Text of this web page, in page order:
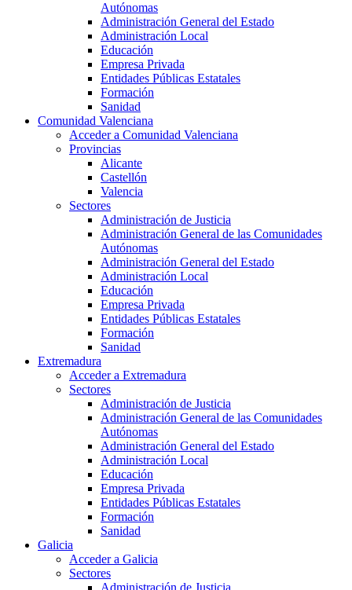
Autónomas
Administración General del Estado
Administración Local
Educación
Empresa Privada
Entidades Públicas Estatales
Formación
Sanidad
Comunidad Valenciana
Acceder a Comunidad Valenciana
Provincias
Alicante
Castellón
Valencia
Sectores
Administración de Justicia
Administración General de las Comunidades
Autónomas
Administración General del Estado
Administración Local
Educación
Empresa Privada
Entidades Públicas Estatales
Formación
Sanidad
Extremadura
Acceder a Extremadura
Sectores
Administración de Justicia
Administración General de las Comunidades
Autónomas
Administración General del Estado
Administración Local
Educación
Empresa Privada
Entidades Públicas Estatales
Formación
Sanidad
Galicia
Acceder a Galicia
Sectores